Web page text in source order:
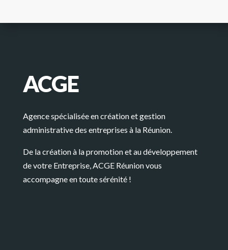
ACGE
Agence spécialisée en création et gestion
administrative des entreprises à la Réunion.
De la création à la promotion et au développement
de votre Entreprise, ACGE Réunion vous
accompagne en toute sérénité !